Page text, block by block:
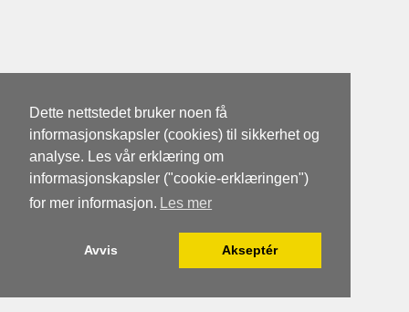
Dette nettstedet bruker noen få
informasjonskapsler (cookies) til sikkerhet og
analyse. Les vår erklæring om
informasjonskapsler ("cookie-erklæringen")
for mer informasjon. Les mer
Avvis Akseptér